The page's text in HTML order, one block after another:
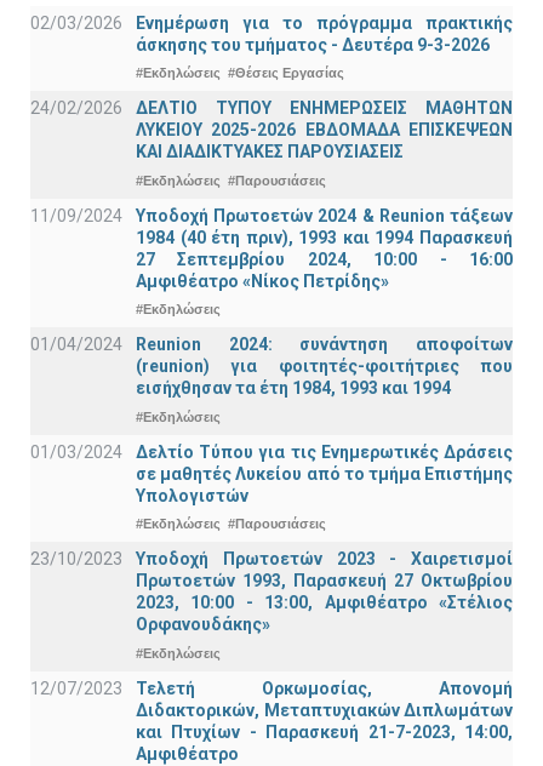
02/03/2026
Ενημέρωση για το πρόγραμμα πρακτικής
άσκησης του τμήματος - Δευτέρα 9-3-2026
#Εκδηλώσεις #Θέσεις Εργασίας
24/02/2026
ΔΕΛΤΙΟ ΤΥΠΟΥ ΕΝΗΜΕΡΩΣΕΙΣ ΜΑΘΗΤΩΝ
ΛΥΚΕΙΟΥ 2025-2026 ΕΒΔΟΜΑΔΑ ΕΠΙΣΚΕΨΕΩΝ
ΚΑΙ ΔΙΑΔΙΚΤΥΑΚΕΣ ΠΑΡΟΥΣΙΑΣΕΙΣ
#Εκδηλώσεις #Παρουσιάσεις
11/09/2024
Υποδοχή Πρωτοετών 2024 & Reunion τάξεων
1984 (40 έτη πριν), 1993 και 1994 Παρασκευή
27 Σεπτεμβρίου 2024, 10:00 - 16:00
Αμφιθέατρο «Νίκος Πετρίδης»
#Εκδηλώσεις
01/04/2024
Reunion 2024: συνάντηση αποφοίτων
(reunion) για φοιτητές-φοιτήτριες που
εισήχθησαν τα έτη 1984, 1993 και 1994
#Εκδηλώσεις
01/03/2024
Δελτίο Τύπου για τις Ενημερωτικές Δράσεις
σε μαθητές Λυκείου από το τμήμα Επιστήμης
Υπολογιστών
#Εκδηλώσεις #Παρουσιάσεις
23/10/2023
Υποδοχή Πρωτοετών 2023 - Χαιρετισμοί
Πρωτοετών 1993, Παρασκευή 27 Οκτωβρίου
2023, 10:00 - 13:00, Αμφιθέατρο «Στέλιος
Ορφανουδάκης»
#Εκδηλώσεις
12/07/2023
Τελετή Ορκωμοσίας, Απονομή
Διδακτορικών, Μεταπτυχιακών Διπλωμάτων
και Πτυχίων - Παρασκευή 21-7-2023, 14:00,
Αμφιθέατρο